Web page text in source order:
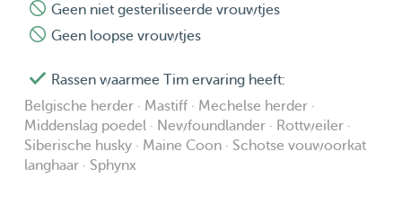
💬 Taal
Mijn Nederlands is nog in ontwikkeling, maar ik spreek
verlopen. Ik leer de taal stap voor stap en sta altijd open
om bij te leren.
📋 Ervaring met huisdierenverzorging
Geen niet gesteriliseerde vrouwtjes
Geen loopse vrouwtjes
Rassen waarmee Tim ervaring heeft:
Belgische herder · Mastiff · Mechelse herder ·
Middenslag poedel · Newfoundlander · Rottweiler ·
Siberische husky · Maine Coon · Schotse vouwoorkat
langhaar · Sphynx